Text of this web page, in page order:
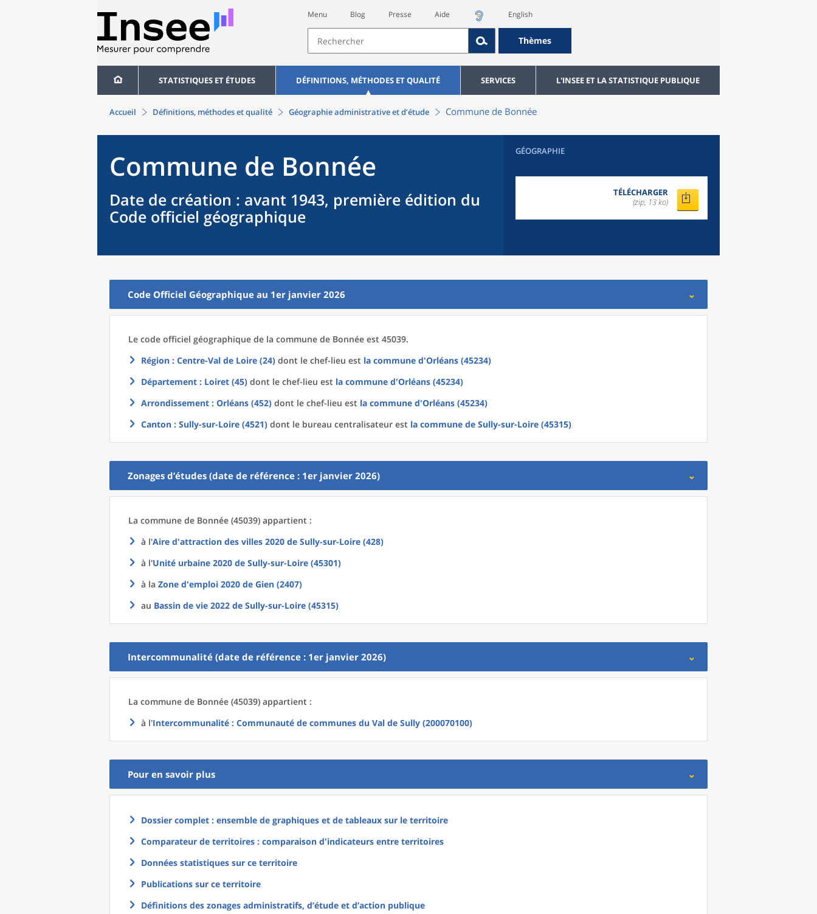
Menu Blog Presse Aide English
Thèmes
STATISTIQUES ET ÉTUDES DÉFINITIONS, MÉTHODES ET QUALITÉ SERVICES L'INSEE ET LA STATISTIQUE PUBLIQUE
Accueil Définitions, méthodes et qualité Géographie administrative et d’étude Commune de Bonnée
Commune de Bonnée
Date de création : avant 1943, première édition du
Code officiel géographique
GÉOGRAPHIE
TÉLÉCHARGER
(zip, 13 ko)
Code Officiel Géographique au 1er janvier 2026
Le code officiel géographique de la commune de Bonnée est 45039.
Région : Centre-Val de Loire (24) dont le chef-lieu est la commune d'Orléans (45234)
Département : Loiret (45) dont le chef-lieu est la commune d'Orléans (45234)
Arrondissement : Orléans (452) dont le chef-lieu est la commune d'Orléans (45234)
Canton : Sully-sur-Loire (4521) dont le bureau centralisateur est la commune de Sully-sur-Loire (45315)
Zonages d’études (date de référence : 1er janvier 2026)
La commune de Bonnée (45039) appartient :
à l'Aire d'attraction des villes 2020 de Sully-sur-Loire (428)
à l'Unité urbaine 2020 de Sully-sur-Loire (45301)
à la Zone d'emploi 2020 de Gien (2407)
au Bassin de vie 2022 de Sully-sur-Loire (45315)
Intercommunalité (date de référence : 1er janvier 2026)
La commune de Bonnée (45039) appartient :
à l'Intercommunalité : Communauté de communes du Val de Sully (200070100)
Pour en savoir plus
Dossier complet : ensemble de graphiques et de tableaux sur le territoire
Comparateur de territoires : comparaison d'indicateurs entre territoires
Données statistiques sur ce territoire
Publications sur ce territoire
Définitions des zonages administratifs, d’étude et d’action publique